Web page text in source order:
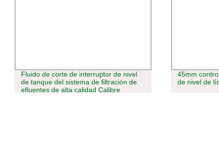
Fluido de corte de interruptor de nivel
de tanque del sistema de filtración de
efluentes de alta calidad Calibre
45mm
de nivel de